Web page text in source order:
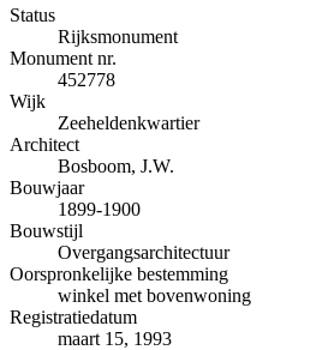
+
−
Status
Rijksmonument
Monument nr.
452778
Wijk
Zeeheldenkwartier
Architect
Bosboom, J.W.
Bouwjaar
1899-1900
Bouwstijl
Overgangsarchitectuur
Oorspronkelijke bestemming
winkel met bovenwoning
Registratiedatum
maart 15, 1993